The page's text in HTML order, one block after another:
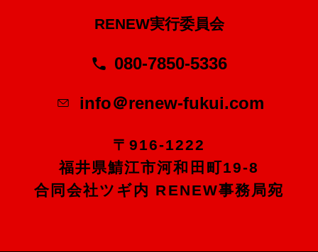
RENEW実行委員会
080-7850-5336
info＠renew-fukui.com
〒916-1222
福井県鯖江市河和田町19-8
合同会社ツギ内 RENEW事務局宛